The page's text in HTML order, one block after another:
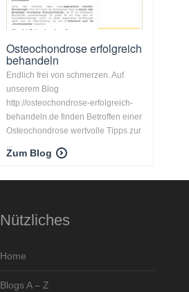
Osteochondrose erfolgreich
behandeln
Endlich frei von schmerzen. Auf
unserem Blog
http://osteochondrose-erfolgreich-
behandeln.de finden Betroffen einer
Osteochondrose wertvolle Tipps zur
...
Zum Blog
Nützliches
Home
Blogs A – Z